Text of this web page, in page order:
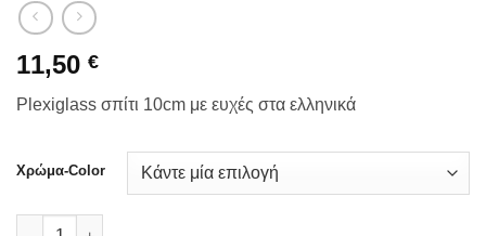
11,50 €
Plexiglass σπίτι 10cm με ευχές στα ελληνικά
Χρώμα-Color
Plexiglass σπίτι 10cm με ευχές στα ελληνικά ποσότητα